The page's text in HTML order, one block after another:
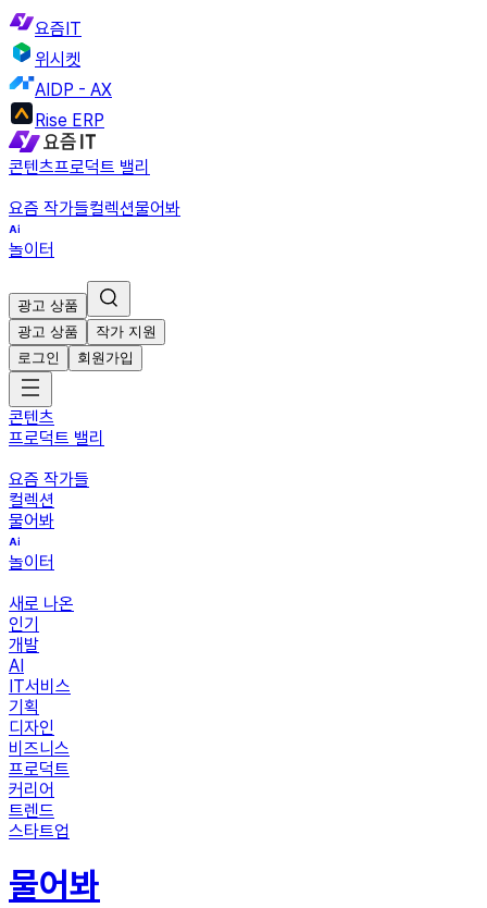
요즘IT
위시켓
AIDP - AX
Rise ERP
콘텐츠프로덕트 밸리
요즘 작가들컬렉션물어봐
놀이터
광고 상품
광고 상품
작가 지원
로그인
회원가입
콘텐츠
프로덕트 밸리
요즘 작가들
컬렉션
물어봐
놀이터
새로 나온
인기
개발
AI
IT서비스
기획
디자인
비즈니스
프로덕트
커리어
트렌드
스타트업
물어봐